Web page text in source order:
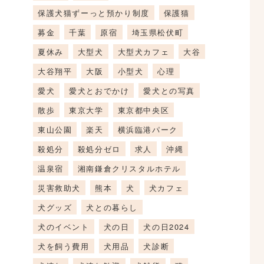
保護犬猫ずーっと預かり制度
保護猫
募金
千葉 原宿
埼玉県松伏町
夏休み
大型犬 大型犬カフェ
大谷
大谷翔平
大阪 小型犬
心理
愛犬
愛犬とおでかけ
愛犬との写真
散歩
東京大学
東京都中央区
東山公園
楽天
横浜臨港パーク
殺処分
殺処分ゼロ 求人
沖縄
温泉宿
湘南鎌倉クリスタルホテル
災害救助犬
熊本 犬
犬カフェ
犬グッズ
犬との暮らし
犬のイベント
犬の日
犬の日2024
犬を飼う費用
犬用品
犬診断